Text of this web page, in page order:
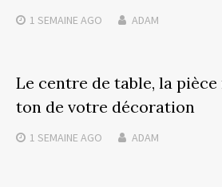
1 SEMAINE AGO ADAM
Le centre de table, la
ton de votre décoration
1 SEMAINE AGO ADAM